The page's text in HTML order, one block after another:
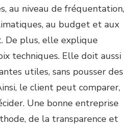
au niveau de fréquentation,
au budget et aux
De plus, elle explique
techniques. Elle doit aussi
utiles, sans pousser des
le client peut comparer,
Une bonne entreprise
de la transparence et